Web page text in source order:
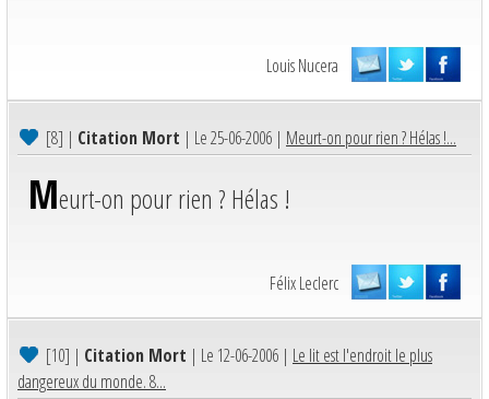
Louis Nucera
[8] | Citation Mort | Le 25-06-2006 | Meurt-on pour rien ? Hélas !...
Meurt-on pour rien ? Hélas !
Félix Leclerc
[10] | Citation Mort | Le 12-06-2006 | Le lit est l'endroit le plus
dangereux du monde. 8...